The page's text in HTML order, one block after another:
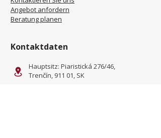
Angebot anfordern
Beratung planen
Kontaktdaten
Hauptsitz: Piaristická 276/46,
Trenčín, 911 01, SK